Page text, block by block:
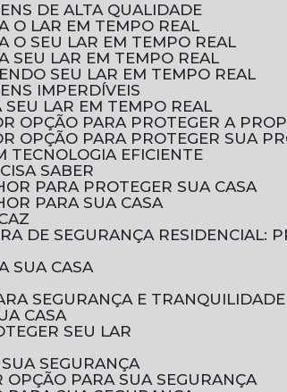
DE ALTA QUALIDADE
O LAR EM TEMPO REAL
O SEU LAR EM TEMPO REAL
SEU LAR EM TEMPO REAL
SEU LAR EM TEMPO REAL
IMPERDÍVEIS
SEU LAR EM TEMPO REAL
OPÇÃO PARA PROTEGER A
OPÇÃO PARA PROTEGER SUA
TECNOLOGIA EFICIENTE
SABER
PARA PROTEGER SUA CASA
PARA SUA CASA
DE SEGURANÇA RESIDENCIAL:
SUA CASA
SEGURANÇA E
CASA
SEU LAR
SEGURANÇA
OPÇÃO PARA SUA SEGURANÇA